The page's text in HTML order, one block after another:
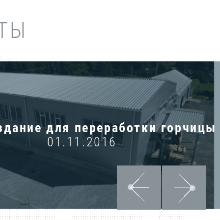
для переработки горчицы
01.11.2016